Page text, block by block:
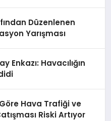
Düzenlenen
Yarışması
Enkazı: Havacılığın
Hava Trafiği ve
Riski Artıyor